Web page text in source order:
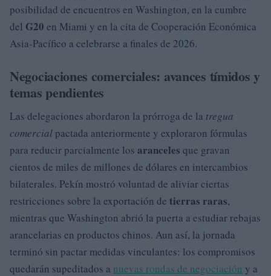
posibilidad de encuentros en Washington, en la cumbre
del G20 en Miami y en la cita de Cooperación Económica
Asia-Pacífico a celebrarse a finales de 2026.
Negociaciones comerciales: avances tímidos y
temas pendientes
Las delegaciones abordaron la prórroga de la tregua
comercial pactada anteriormente y exploraron fórmulas
para reducir parcialmente los aranceles que gravan
cientos de miles de millones de dólares en intercambios
bilaterales. Pekín mostró voluntad de aliviar ciertas
restricciones sobre la exportación de tierras raras,
mientras que Washington abrió la puerta a estudiar rebajas
arancelarias en productos chinos. Aun así, la jornada
terminó sin pactar medidas vinculantes: los compromisos
quedarán supeditados a nuevas rondas de negociación y a